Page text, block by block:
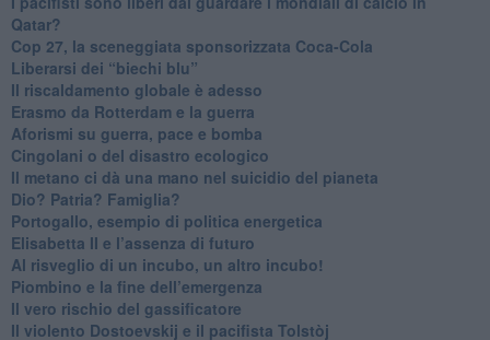
Qatar?
​Cop 27, la sceneggiata sponsorizzata Coca-Cola
​Liberarsi dei “biechi blu”
Il riscaldamento globale è adesso
​Erasmo da Rotterdam e la guerra
​Aforismi su guerra, pace e bomba
Cingolani o del disastro ecologico
​Il metano ci dà una mano nel suicidio del pianeta
​Dio? Patria? Famiglia?
Portogallo, esempio di politica energetica
​Elisabetta II e l’assenza di futuro
Al risveglio di un incubo, un altro incubo!
​Piombino e la fine dell’emergenza
​Il vero rischio del gassificatore
​Il violento Dostoevskij e il pacifista Tolstòj